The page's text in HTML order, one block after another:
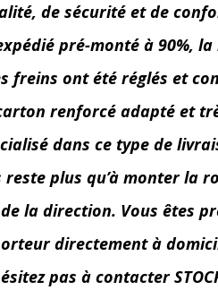
de sécurité et de
pré-monté à 90%,
freins ont été réglés et
renforcé adapté et
dans ce type de
reste plus qu’à monter la
la direction. Vous êtes
directement à
pas à contacter